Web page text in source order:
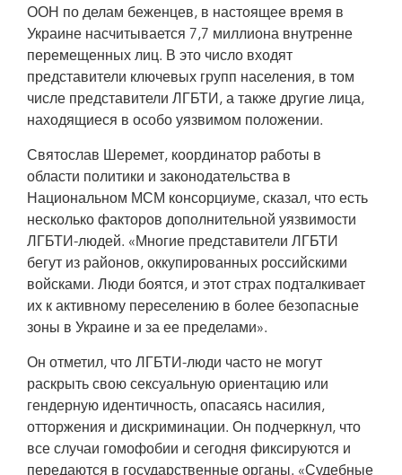
ООН по делам беженцев, в настоящее время в
Украине насчитывается 7,7 миллиона внутренне
перемещенных лиц. В это число входят
представители ключевых групп населения, в том
числе представители ЛГБТИ, а также другие лица,
находящиеся в особо уязвимом положении.
Святослав Шеремет, координатор работы в
области политики и законодательства в
Национальном МСМ консорциуме, сказал, что есть
несколько факторов дополнительной уязвимости
ЛГБТИ-людей. «Многие представители ЛГБТИ
бегут из районов, оккупированных российскими
войсками. Люди боятся, и этот страх подталкивает
их к активному переселению в более безопасные
зоны в Украине и за ее пределами».
Он отметил, что ЛГБТИ-люди часто не могут
раскрыть свою сексуальную ориентацию или
гендерную идентичность, опасаясь насилия,
отторжения и дискриминации. Он подчеркнул, что
все случаи гомофобии и сегодня фиксируются и
передаются в государственные органы. «Судебные